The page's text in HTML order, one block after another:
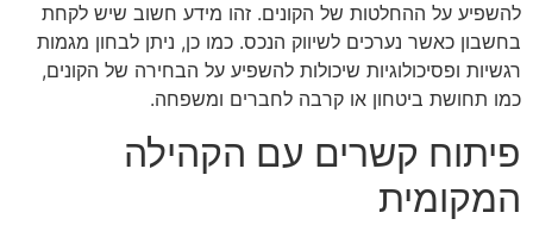
להשפיע על ההחלטות של הקונים. זהו מידע חשוב שיש לקחת
בחשבון כאשר נערכים לשיווק הנכס. כמו כן, ניתן לבחון מגמות
רגשיות ופסיכולוגיות שיכולות להשפיע על הבחירה של הקונים,
כמו תחושת ביטחון או קרבה לחברים ומשפחה.
פיתוח קשרים עם הקהילה
המקומית